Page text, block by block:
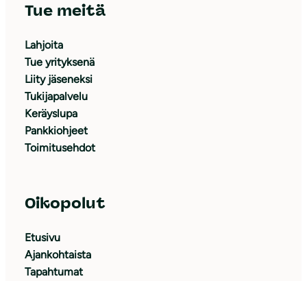
Tue meitä
Lahjoita
Tue yrityksenä
Liity jäseneksi
Tukijapalvelu
Keräyslupa
Pankkiohjeet
Toimitusehdot
Oikopolut
Etusivu
Ajankohtaista
Tapahtumat